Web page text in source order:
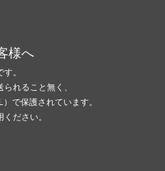
様へ
。
れること無く、
で保護されています。
ださい。